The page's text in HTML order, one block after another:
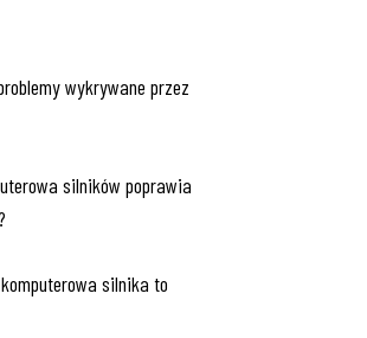
wykrywane przez
silników poprawia
silnika to